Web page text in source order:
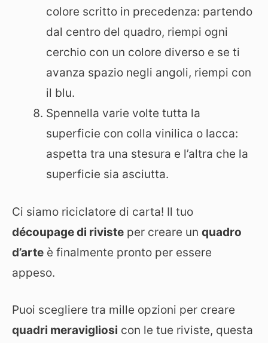
colore scritto in precedenza: partendo
dal centro del quadro, riempi ogni
cerchio con un colore diverso e se ti
avanza spazio negli angoli, riempi con
il blu.
Spennella varie volte tutta la
superficie con colla vinilica o lacca:
aspetta tra una stesura e l’altra che la
superficie sia asciutta.
Ci siamo riciclatore di carta! Il tuo
découpage di riviste per creare un quadro
d’arte è finalmente pronto per essere
appeso.
Puoi scegliere tra mille opzioni per creare
quadri meravigliosi con le tue riviste, questa